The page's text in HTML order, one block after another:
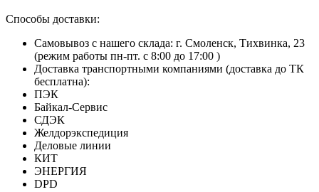
Способы доставки:
Самовывоз с нашего склада: г. Смоленск, Тихвинка, 23
(режим работы пн-пт. с 8:00 до 17:00 )
Доставка транспортными компаниями (доставка до ТК
бесплатна):
ПЭК
Байкал-Сервис
СДЭК
Желдорэкспедиция
Деловые линии
КИТ
ЭНЕРГИЯ
DPD